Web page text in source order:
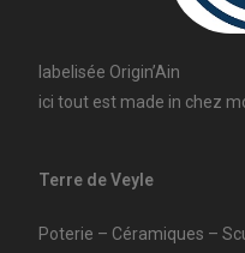
labelisée Origin’Ain
ici tout est made in chez
Terre de Veyle
Poterie – Céramiques –